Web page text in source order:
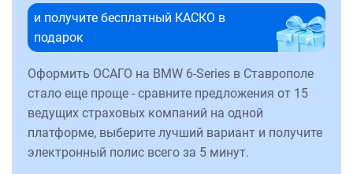
и получите бесплатный КАСКО в
подарок
Оформить ОСАГО на BMW 6-Series в Ставрополе
стало еще проще - сравните предложения от 15
ведущих страховых компаний на одной
платформе, выберите лучший вариант и получите
электронный полис всего за 5 минут.